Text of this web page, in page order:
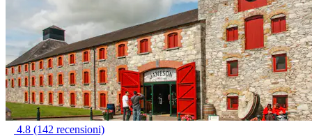
4.8 (142 recensioni)